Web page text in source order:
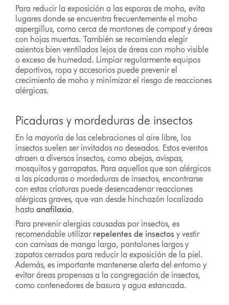
Para reducir la exposición a las esporas de moho, evita
lugares donde se encuentra frecuentemente el moho
aspergillus, como cerca de montones de compost y áreas
con hojas muertas. También se recomienda elegir
asientos bien ventilados lejos de áreas con moho visible
o exceso de humedad. Limpiar regularmente equipos
deportivos, ropa y accesorios puede prevenir el
crecimiento de moho y minimizar el riesgo de reacciones
alérgicas.
Picaduras y mordeduras de insectos
En la mayoría de las celebraciones al aire libre, los
insectos suelen ser invitados no deseados. Estos eventos
atraen a diversos insectos, como abejas, avispas,
mosquitos y garrapatas. Para aquellos que son alérgicos
a las picaduras o mordeduras de insectos, encontrarse
con estas criaturas puede desencadenar reacciones
alérgicas graves, que van desde hinchazón localizada
hastaanafilaxia.
Para prevenir alergias causadas por insectos, es
recomendable utilizar repelentes de insectos y vestir
con camisas de manga larga, pantalones largos y
zapatos cerrados para reducir la exposición de la piel.
Además, es importante mantenerse alerta del entorno y
evitar áreas propensas a la congregación de insectos,
como contenedores de basura y agua estancada.